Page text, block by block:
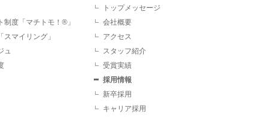
制度「マチトモ！®」
マイリング」
ュ
トップメッセージ
会社概要
アクセス
スタッフ紹介
受賞実績
採用情報
新卒採用
キャリア採用